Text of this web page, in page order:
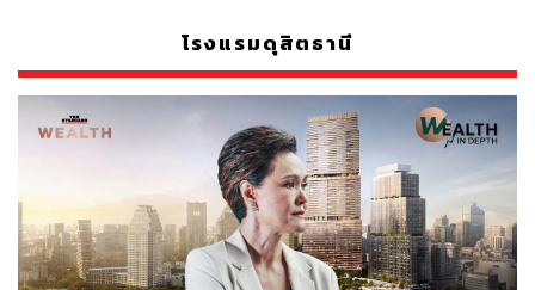
โรงแรมดุสิตธานี